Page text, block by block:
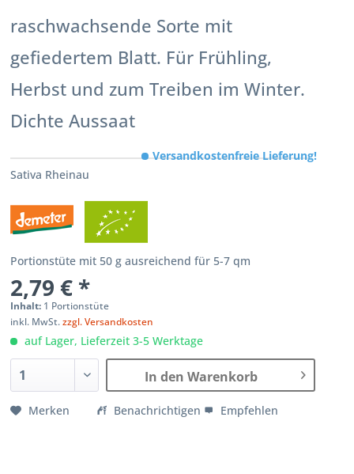
raschwachsende Sorte mit
gefiedertem Blatt. Für Frühling,
Herbst und zum Treiben im Winter.
Dichte Aussaat
Sativa Rheinau
Portionstüte mit 50 g ausreichend für 5-7 qm
2,79 € *
Inhalt: 1 Portionstüte
inkl. MwSt.zzgl. Versandkosten
Versandkostenfreie Lieferung!
auf Lager, Lieferzeit 3-5 Werktage
In den Warenkorb
Merken Benachrichtigen Empfehlen